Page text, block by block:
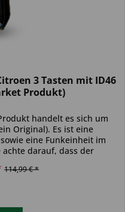
3 Tasten mit ID46
Produkt)
handelt es sich um
Original). Es ist eine
eine Funkeinheit im
darauf, dass der
114,99 € *